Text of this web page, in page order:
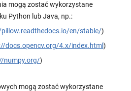
mogą zostać wykorzystane
Python lub Java, np.:
en/stable/)
docs.opencv.org/4.x/index.html)
numpy.org/)
mogą zostać wykorzystane